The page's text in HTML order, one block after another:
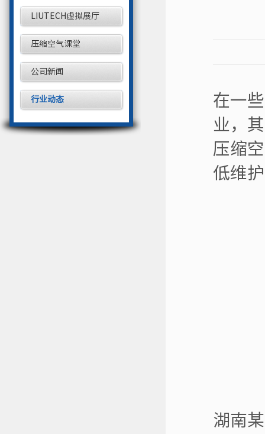
LIUTECH虚拟展厅
压缩空气课堂
公司新闻
行业动态
在一
业，
压缩
低维
湖南